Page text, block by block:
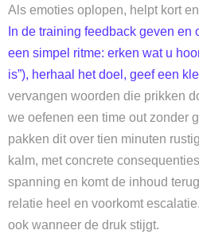
Als emoties oplopen, helpt kort
In de training feedback geven
een simpel ritme: erken wat u
is”), herhaal het doel, geef een
vervangen woorden die prikken
we oefenen een time out zonder
pakken dit over tien minuten
kalm, met concrete
spanning en komt de inhoud
relatie heel en voorkomt
ook wanneer de druk stijgt.